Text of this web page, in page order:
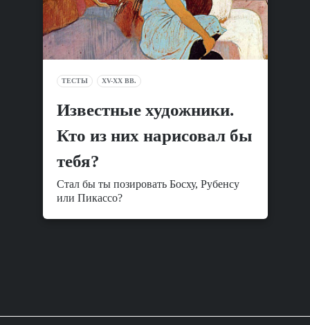
ТЕСТЫ XV-XX ВВ.
Известные художники.
Кто из них нарисовал бы
тебя?
Стал бы ты позировать Босху, Рубенсу
или Пикассо?